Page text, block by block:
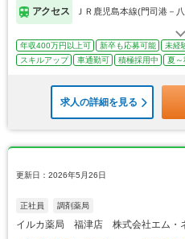
アクセス ＪＲ鹿児島本線(門司港－
年収400万円以上可 新卒も応募可能 未経
スキルアップ
車通勤可 積極採用中 夏～
求人の詳細を見る
更新日：2026年5月26日
正社員 調剤薬局
イルカ薬局 福津店 株式会社エム・